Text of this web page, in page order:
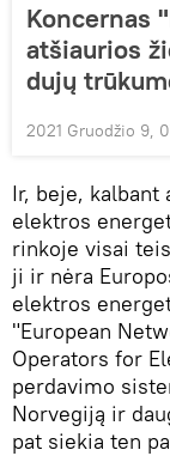
Koncernas
atšiaurios
dujų
2021 Gruodžio 9,
Ir, beje, kalbant
elektros
rinkoje visai
ji ir nėra
elektros
"European
Operators for
perdavimo
Norvegiją ir
pat siekia ten